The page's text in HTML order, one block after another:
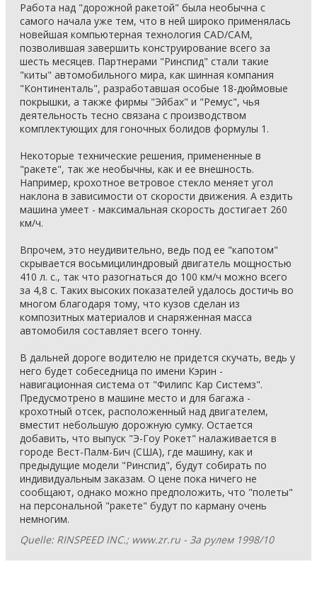
Работа над "дорожной ракетой" была необычна с
самого начала уже тем, что в ней широко применялась
новейшая компьютерная технология CAD/CAM,
позволившая завершить конструирование всего за
шесть месяцев. Партнерами "Ринспид" стали такие
"киты" автомобильного мира, как шинная компания
"Континенталь", разработавшая особые 18-дюймовые
покрышки, а также фирмы "Эйбах" и "Ремус", чья
деятельность тесно связана с производством
комплектующих для гоночных болидов формулы 1.
Некоторые технические решения, примененные в
"ракете", так же необычны, как и ее внешность.
Например, крохотное ветровое стекло меняет угол
наклона в зависимости от скорости движения. А ездить
машина умеет - максимальная скорость достигает 260
км/ч.
Впрочем, это неудивительно, ведь под ее "капотом"
скрывается восьмицилиндровый двигатель мощностью
410 л. с., так что разогнаться до 100 км/ч можно всего
за 4,8 с. Таких высоких показателей удалось достичь во
многом благодаря тому, что кузов сделан из
композитных материалов и снаряженная масса
автомобиля составляет всего тонну.
В дальней дороге водителю не придется скучать, ведь у
него будет собеседница по имени Кэрин -
навигационная система от "Филипс Кар Системз".
Предусмотрено в машине место и для багажа -
крохотный отсек, расположенный над двигателем,
вместит небольшую дорожную сумку. Остается
добавить, что выпуск "Э-Гоу Рокет" налаживается в
городе Вест-Палм-Бич (США), где машину, как и
предыдущие модели "Ринспид", будут собирать по
индивидуальным заказам. О цене пока ничего не
сообщают, однако можно предположить, что "полеты"
на персональной "ракете" будут по карману очень
немногим.
Quelle: RINSPEED INC.; www.zr.ru - За рулем 1998/10